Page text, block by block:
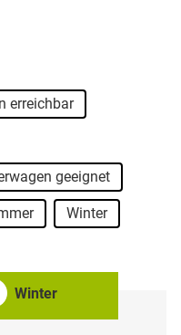
erreichbar
geeignet
Winter
Winter